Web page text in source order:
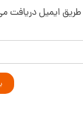
ایمیل دریافت